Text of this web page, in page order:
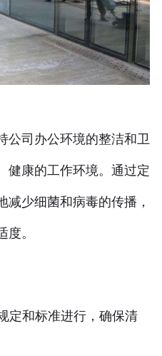
公司办公环境的整洁和卫
健康的工作环境。通过定
减少细菌和病毒的传播，
。
定和标准进行，确保清